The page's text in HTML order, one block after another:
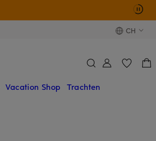
CH
Vacation Shop Trachten